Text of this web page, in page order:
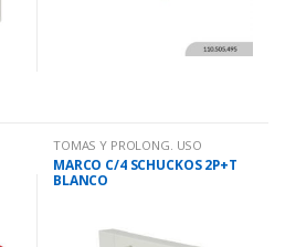
TOMAS Y PROLONG. USO
DOMESTICO
MARCO C/4 SCHUCKOS 2P+T
BLANCO